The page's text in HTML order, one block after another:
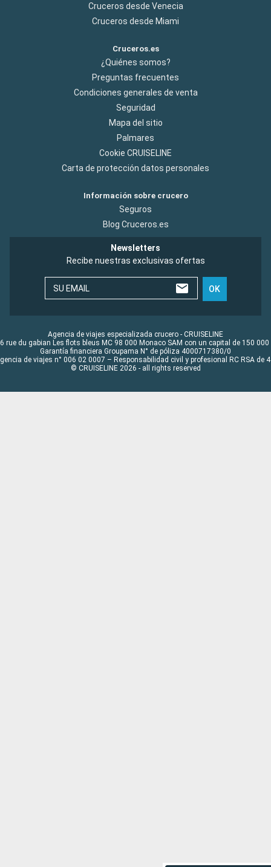
Cruceros desde Venecia
Cruceros desde Miami
Cruceros.es
¿Quiénes somos?
Preguntas frecuentes
Condiciones generales de venta
Seguridad
Mapa del sitio
Palmares
Cookie CRUISELINE
Carta de protección datos personales
Información sobre crucero
Seguros
Blog Cruceros.es
Newsletters
Recibe nuestras exclusivas ofertas
SU EMAIL OK
Agencia de viajes especializada crucero - CRUISELINE
rue du gabian Les flots bleus MC 98 000 Monaco SAM con un capital de 150 000
Garantía financiera Groupama N° de póliza 4000717380/0
de viajes n° 006 02 0007 – Responsabilidad civil y profesional RC RSA de
© CRUISELINE 2026 - all rights reserved